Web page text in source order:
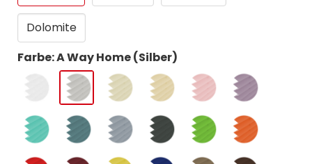
Dolomite
Farbe: A Way Home (Silber)